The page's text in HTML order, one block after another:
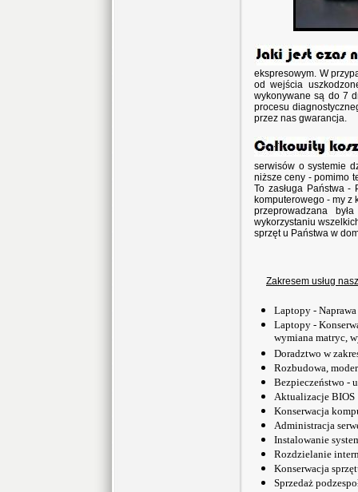
ekspresowym. W
od wejścia
wykonywane są do 7
procesu
przez nas gwarancja.
serwisów o systemie
niższe ceny - pomimo
To zasługa Państwa
komputerowego - my z
przeprowadzana
wykorzystaniu
sprzęt u Państwa w
Zakresem usług
Laptopy -
Laptopy -
wymiana matryc,
Doradztwo w
Rozbudowa,
Bezpieczeństwo -
Aktualizacje BIOS
Konserwacja
Administracja
Instalowanie
Rozdzielanie
Konserwacja
Sprzedaż